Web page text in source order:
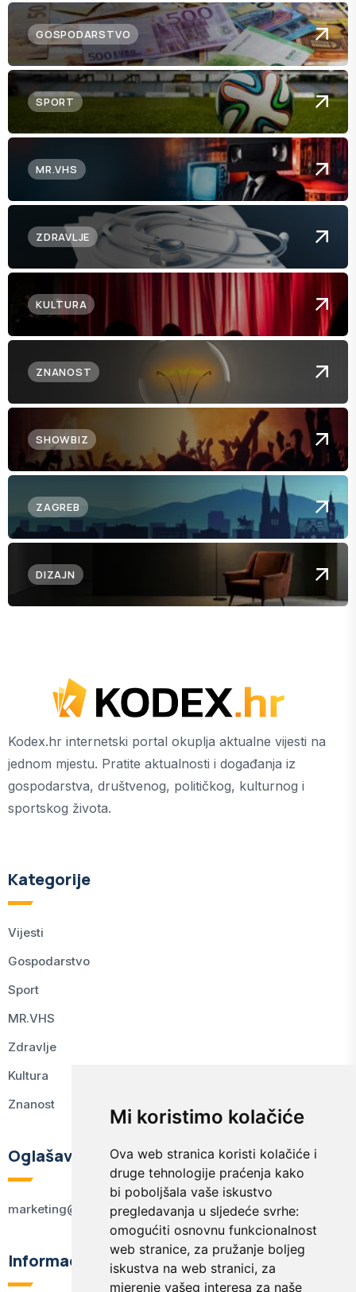
Mi koristimo kolačiće
Ova web stranica koristi kolačiće i
druge tehnologije praćenja kako
bi poboljšala vaše iskustvo
pregledavanja u sljedeće svrhe:
omogućiti osnovnu funkcionalnost
web stranice, za pružanje boljeg
iskustva na web stranici, za
mjerenje vašeg interesa za naše
GOSPODARSTVO
SPORT
MR.VHS
ZDRAVLJE
KULTURA
ZNANOST
SHOWBIZ
ZAGREB
DIZAJN
Kodex.hr internetski portal okuplja aktualne vijesti na
jednom mjestu. Pratite aktualnosti i događanja iz
gospodarstva, društvenog, političkog, kulturnog i
sportskog života.
Kategorije
Vijesti
Gospodarstvo
Sport
MR.VHS
Zdravlje
Kultura
Znanost
Oglašavanje
marketing@kodex.hr
Informacije